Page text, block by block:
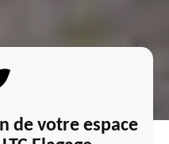
de votre espace